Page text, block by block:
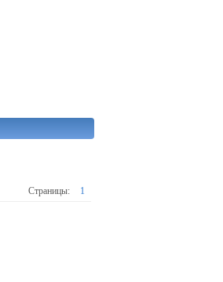
Страницы: 1